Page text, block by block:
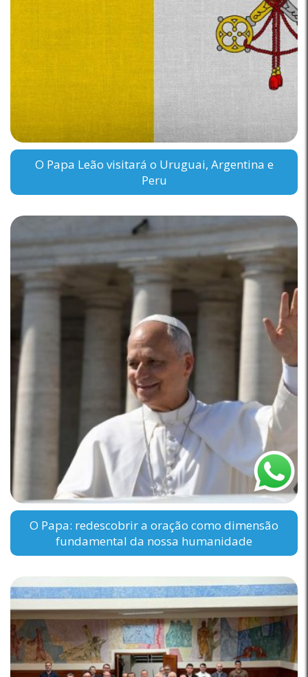
O Papa Leão visitará o Uruguai, Argentina e
Peru
O Papa: redescobrir a oração como dimensão
fundamental da nossa humanidade